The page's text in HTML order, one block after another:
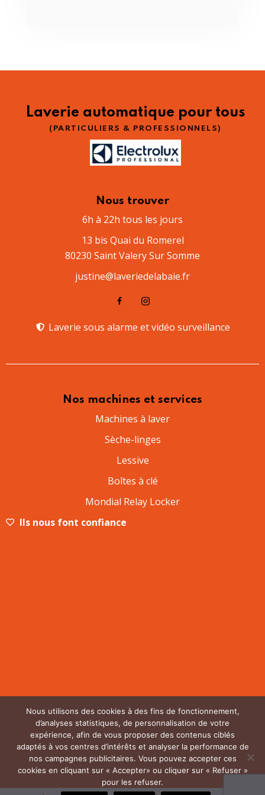
Laverie automatique pour tous
(PARTICULIERS & PROFESSIONNELS)
Nous trouver
6h à 22h tous les jours
13 bis Quai du Romerel
80230 Saint Valery Sur Somme
justine@laveriedelabaie.fr
Laverie sous alarme et vidéo surveillance​
Nos machines et services
Machines à laver
Sèche-linges
Lessive
Boîtes à clé
Mondial Relay Locker
Ils nous font confiance
Nous utilisons des cookies à des fins de fonctionnement,
d’analyses statistiques, de personnalisation de votre
expérience, afin de vous proposer des contenus ciblés
adaptés à vos centres d’intérêts et analyser la performance de
nos campagnes publicitaires. Vous pouvez accepter ces
cookies en cliquant sur « Accepter» ou cliquer sur « Refuser »
pour les refuser.